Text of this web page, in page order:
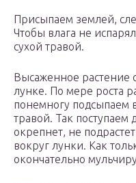
Присыпаем землей,
Чтобы влага не
сухой травой.
Высаженное растение
лунке. По мере роста
понемногу подсыпаем
травой. Так поступаем
окрепнет, не
вокруг лунки. Как
окончательно